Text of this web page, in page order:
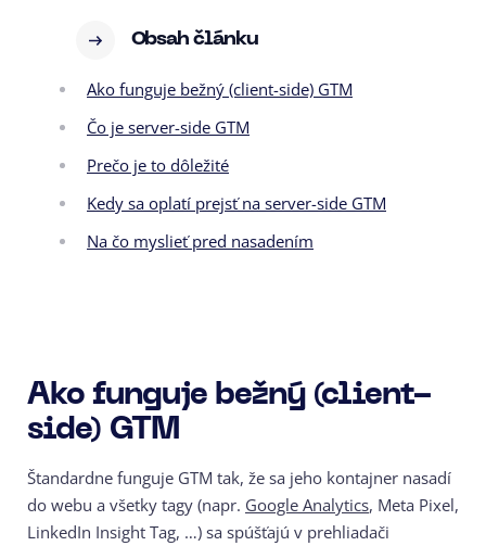
Ako funguje bežný (client-
side) GTM
Štandardne funguje GTM tak, že sa jeho kontajner nasadí
do webu a všetky tagy (napr. Google Analytics, Meta Pixel,
LinkedIn Insight Tag, …) sa spúšťajú v prehliadači
Obsah článku
Ako funguje bežný (client-side) GTM
Čo je server-side GTM
Prečo je to dôležité
Kedy sa oplatí prejsť na server-side GTM
Na čo myslieť pred nasadením